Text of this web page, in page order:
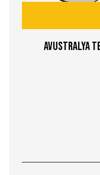
Avustralya